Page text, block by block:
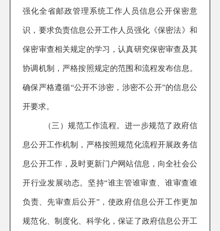
强化全省邮政管理系统工作人员信息公开保密意
识，要求负责信息公开工作人员强化《保密法》和
保密审查相关规定的学习，认真研究保密审查及其
协调机制，严格按照规定的范围和流程发布信息。
确保严格遵循“公开不涉密，涉密不公开”的信息公
开要求。
（三）规范工作流程。 进一步规范了政府信
息公开工作机制，严格按照规范化流程开展政务信
息公开工作，及时更新门户网站信息，向全社会公
开行业发展动态。坚持“谁主管谁审查、谁审查谁
负责、先审查后公开”，使政府信息公开工作更加
规范化、制度化、科学化，保证了政府信息公开工